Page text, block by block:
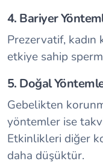
4. Bariyer
Prezervatif,
etkiye sahip
5. Doğal
Gebelikten
yöntemler ise
Etkinlikleri diğer
daha düşüktür.